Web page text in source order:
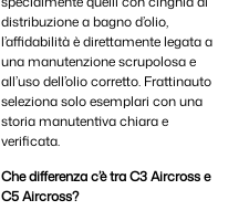
distribuzione a bagno d’olio,
l’affidabilità è direttamente legata a
una manutenzione scrupolosa e
all’uso dell’olio corretto. Frattinauto
seleziona solo esemplari con una
storia manutentiva chiara e
verificata.
Che differenza c’è tra C3 Aircross e
C5 Aircross?